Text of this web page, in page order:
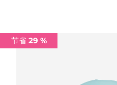
节省 29 %